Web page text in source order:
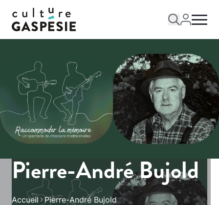
Pierre-André Bujold
Accueil Pierre-André Bujold